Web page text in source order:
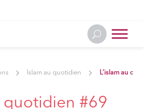
Islam au quotidien L’islam au
quotidien #69